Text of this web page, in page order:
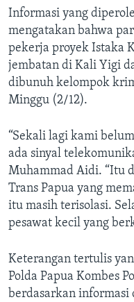
Informasi yang
mengatakan bahwa
pekerja proyek Istaka
jembatan di Kali Yigi
dibunuh kelompok
Minggu (2/12).
“Sekali lagi kami
ada sinyal
Muhammad Aidi. “Itu
Trans Papua yang
itu masih terisolasi.
pesawat kecil yang
Keterangan tertulis
Polda Papua Kombes
berdasarkan informasi